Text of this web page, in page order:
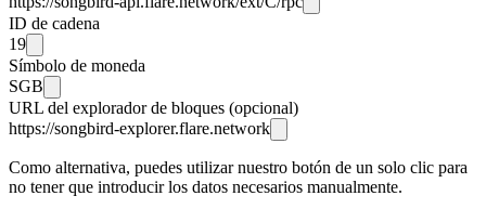
ID de cadena
19
Símbolo de moneda
SGB
URL del explorador de bloques (opcional)
https://songbird-explorer.flare.network
Como alternativa, puedes utilizar nuestro botón de un solo clic para
no tener que introducir los datos necesarios manualmente.